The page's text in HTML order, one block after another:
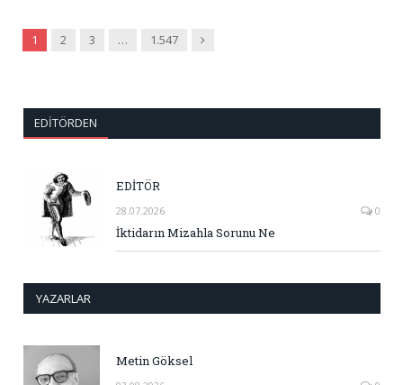
1 2 3 … 1.547 Sonraki
EDITÖRDEN
EDİTÖR
28.07.2026 0
İktidarın Mizahla Sorunu Ne
YAZARLAR
Metin Göksel